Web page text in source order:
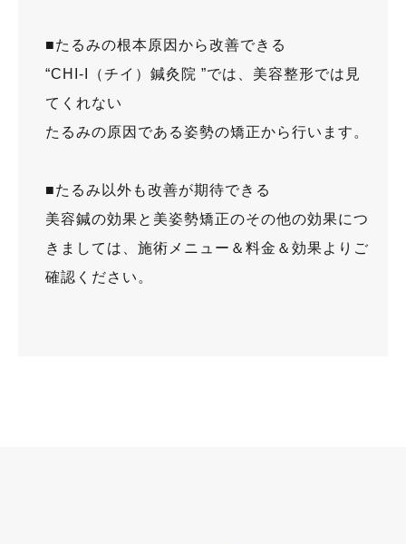
​​■たるみの根本原因から改善できる
“CHI-I（チイ）鍼灸院 ”では、美容整形では見
てくれない
たるみの原因である姿勢の矯正から行います。
​​■たるみ以外も改善が期待できる
美容鍼の効果と美姿勢矯正のその他の効果につ
きましては、施術メニュー＆料金＆効果よりご
確認ください。